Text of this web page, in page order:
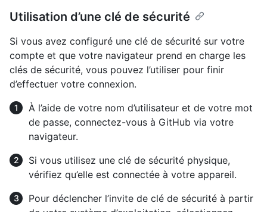
Utilisation d’une clé de sécurité
Si vous avez configuré une clé de sécurité sur votre
compte et que votre navigateur prend en charge les
clés de sécurité, vous pouvez l’utiliser pour finir
d’effectuer votre connexion.
À l’aide de votre nom d’utilisateur et de votre mot
de passe, connectez-vous à GitHub via votre
navigateur.
Si vous utilisez une clé de sécurité physique,
vérifiez qu’elle est connectée à votre appareil.
Pour déclencher l’invite de clé de sécurité à partir